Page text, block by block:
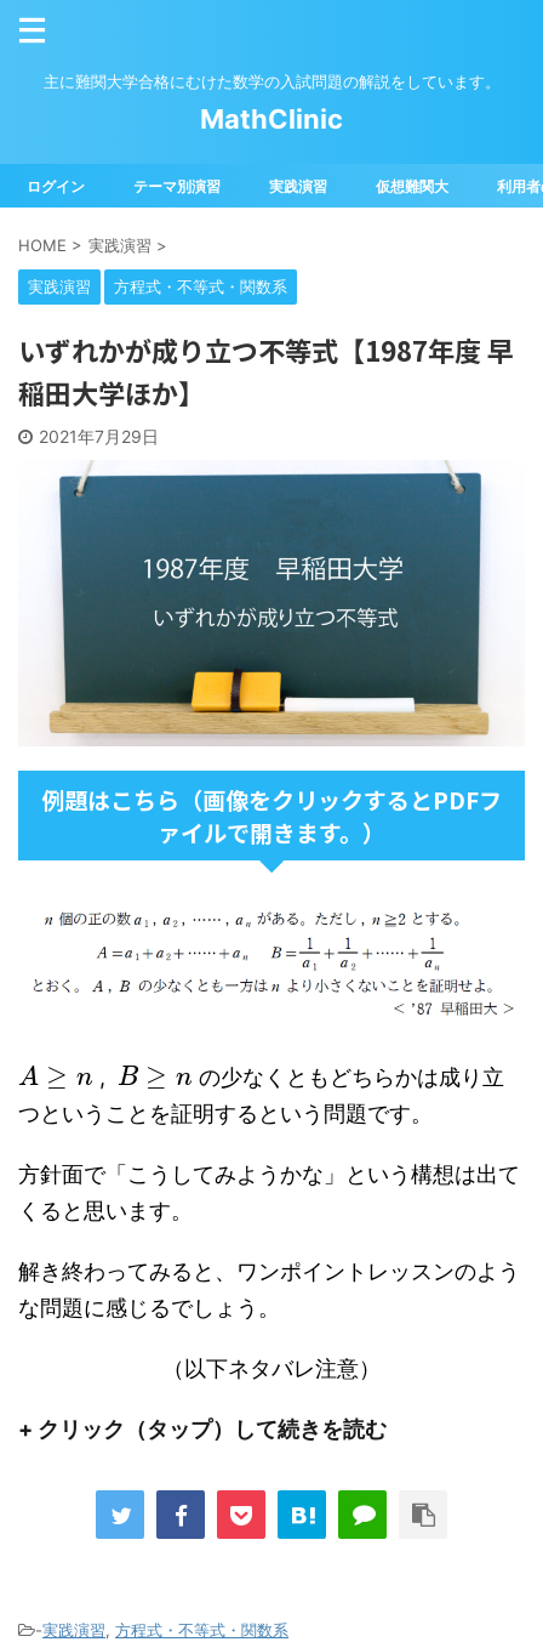
主に難関大学合格にむけた数学の入試問題の解説をしています。
MathClinic
ログイン テーマ別演習 実践演習 仮想難関大 利用
HOME > 実践演習 >
実践演習 方程式・不等式・関数系
いずれかが成り立つ不等式【1987年度 早
稲田大学ほか】
2021年7月29日
例題はこちら（画像をクリックするとPDFフ
ァイルで開きます。）
A ≥ n , B ≥ n の少なくともどちらかは成り立
つということを証明するという問題です。
方針面で「こうしてみようかな」という構想は出て
くると思います。
解き終わってみると、ワンポイントレッスンのよう
な問題に感じるでしょう。
（以下ネタバレ注意）
+ クリック（タップ）して続きを読む
-実践演習, 方程式・不等式・関数系